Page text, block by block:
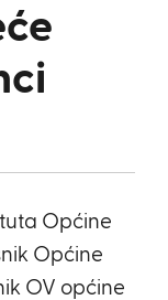
Općine
Općine
OV općine